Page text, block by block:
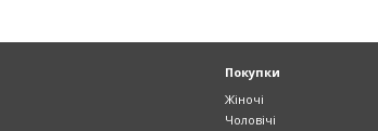
Покупки
Жіночі
Чоловічі